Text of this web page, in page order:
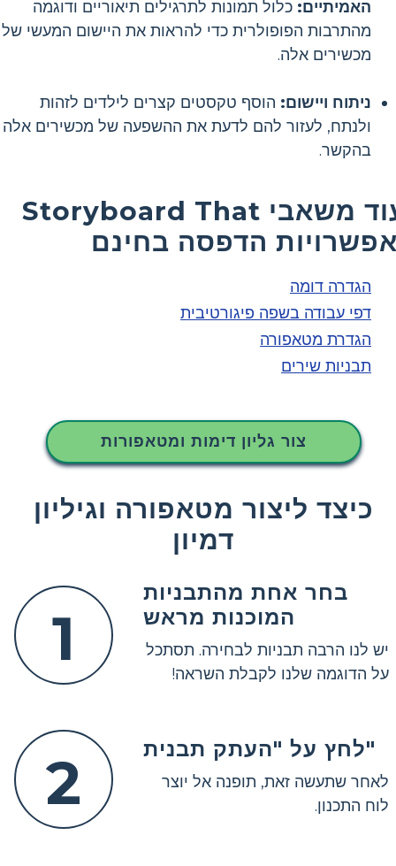
האמיתיים: כלול תמונות לתרגילים תיאוריים ודוגמה
מהתרבות הפופולרית כדי להראות את היישום המעשי של
מכשירים אלה.
ניתוח ויישום: הוסף טקסטים קצרים לילדים לזהות
ולנתח, לעזור להם לדעת את ההשפעה של מכשירים אלה
בהקשר.
עוד משאבי Storyboard That
הדפסה בחינם
הגדרה דומה
דפי עבודה בשפה פיגורטיבית
הגדרת מטאפורה
תבניות שירים
צור גליון דימות ומטאפורות
כיצד ליצור מטאפורה וגיליון
דמיון
1
בחר אחת מהתבניות
המוכנות מראש
יש לנו הרבה תבניות לבחירה. תסתכל
על הדוגמה שלנו לקבלת השראה!
2 לחץ על "העתק תבנית"
לאחר שתעשה זאת, תופנה אל יוצר
לוח התכנון.